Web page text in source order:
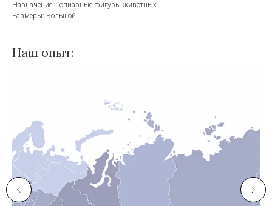
Назначение: Топиарные фигуры животных
Размеры: Большой
Наш опыт: